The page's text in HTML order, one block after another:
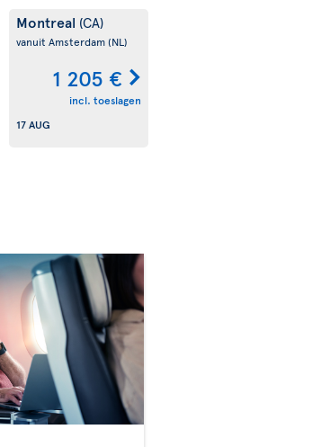
Montreal (CA)
vanuit Amsterdam(NL)
1 205 €
incl. toeslagen
17 AUG